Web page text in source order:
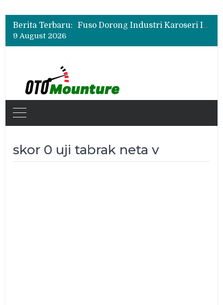
Berita Terbaru:
Insentif Mobil Listrik 2026 Tak Berlaku untuk Hybrid? Ini Penjelasan Pemerintah
Fuso Dorong Industri Karoseri Indonesia Naik Kelas Lewat Program Sertifikasi
Insentif Mobil Listrik 2026 Tak Berlaku untuk Hybrid? Ini Penjelasan Pemerintah
9 August 2026
skor 0 uji tabrak neta v